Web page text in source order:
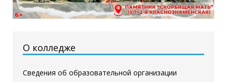
О колледже
Сведения об образовательной организации